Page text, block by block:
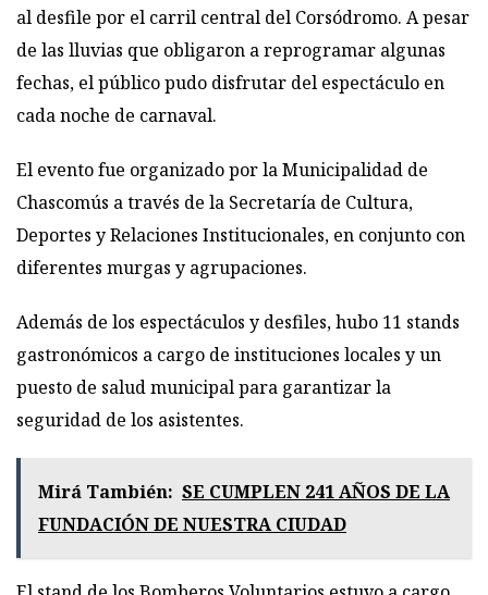
al desfile por el carril central del Corsódromo. A pesar
de las lluvias que obligaron a reprogramar algunas
fechas, el público pudo disfrutar del espectáculo en
cada noche de carnaval.
El evento fue organizado por la Municipalidad de
Chascomús a través de la Secretaría de Cultura,
Deportes y Relaciones Institucionales, en conjunto con
diferentes murgas y agrupaciones.
Además de los espectáculos y desfiles, hubo 11 stands
gastronómicos a cargo de instituciones locales y un
puesto de salud municipal para garantizar la
seguridad de los asistentes.
Mirá También: SE CUMPLEN 241 AÑOS DE LA
FUNDACIÓN DE NUESTRA CIUDAD